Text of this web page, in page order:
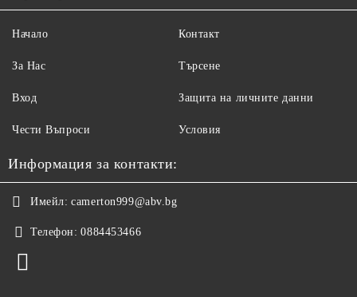
Начало
За Нас
Вход
Чести Въпроси
Контакт
Търсене
Защита на личните данни
Условия
Информация за контакти:
Имейл: camerton999@abv.bg
Телефон: 0884453466